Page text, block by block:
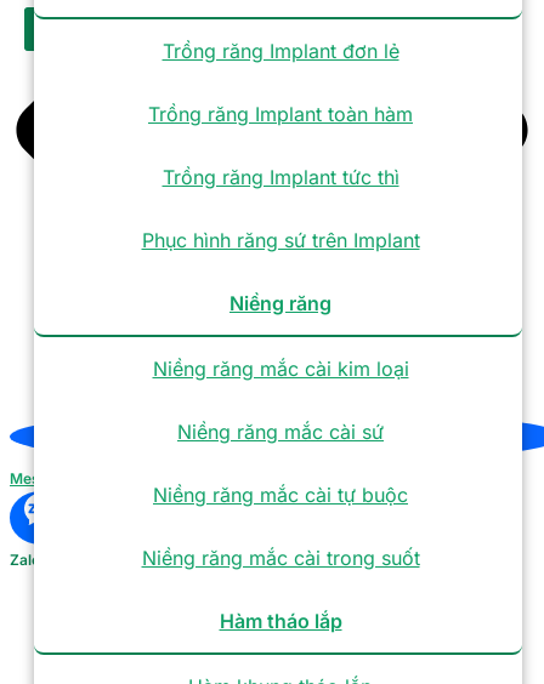
Trồng răng Implant đơn lẻ
Trồng răng Implant toàn hàm
Trồng răng Implant tức thì
Phục hình răng sứ trên Implant
Niềng răng
Niềng răng mắc cài kim loại
Niềng răng mắc cài sứ
Niềng răng mắc cài tự buộc
Niềng răng mắc cài trong suốt
Hàm tháo lắp
Messenger
Zalo